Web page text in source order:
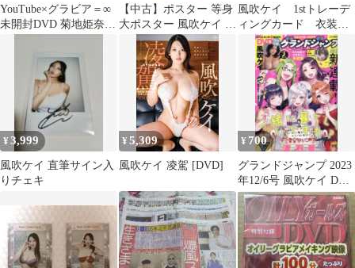
YouTube×グラビア＝∞
未開封DVD 菊地姫奈
【中古】ポスター 等身
大ポスター 風吹ケイ ア
サ芸Secret! Vol.78 応募
者全員サービス
風吹ケイ 1stトレーデ
ィングカード 衣装カ
ード
¥3,999
風吹ケイ 直筆サイン入
りチェキ
¥5,309
風吹ケイ 凌駕 [DVD]
¥ 700
グランドジャンプ 2023
年12/6号 風吹ケイ DVD
付